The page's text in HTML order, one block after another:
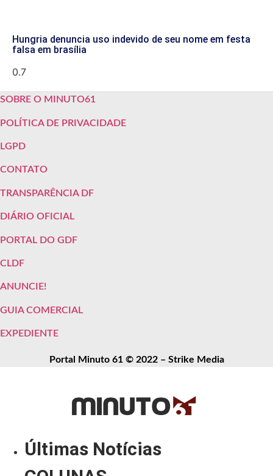
Hungria denuncia uso indevido de seu nome em festa
falsa em brasília
SOBRE O MINUTO61
POLÍTICA DE PRIVACIDADE
LGPD
CONTATO
TRANSPARÊNCIA DF
DIÁRIO OFICIAL
PORTAL DO GDF
CLDF
ANUNCIE!
GUIA COMERCIAL
EXPEDIENTE
Portal Minuto 61 © 2022 – Strike Media
Últimas Notícias